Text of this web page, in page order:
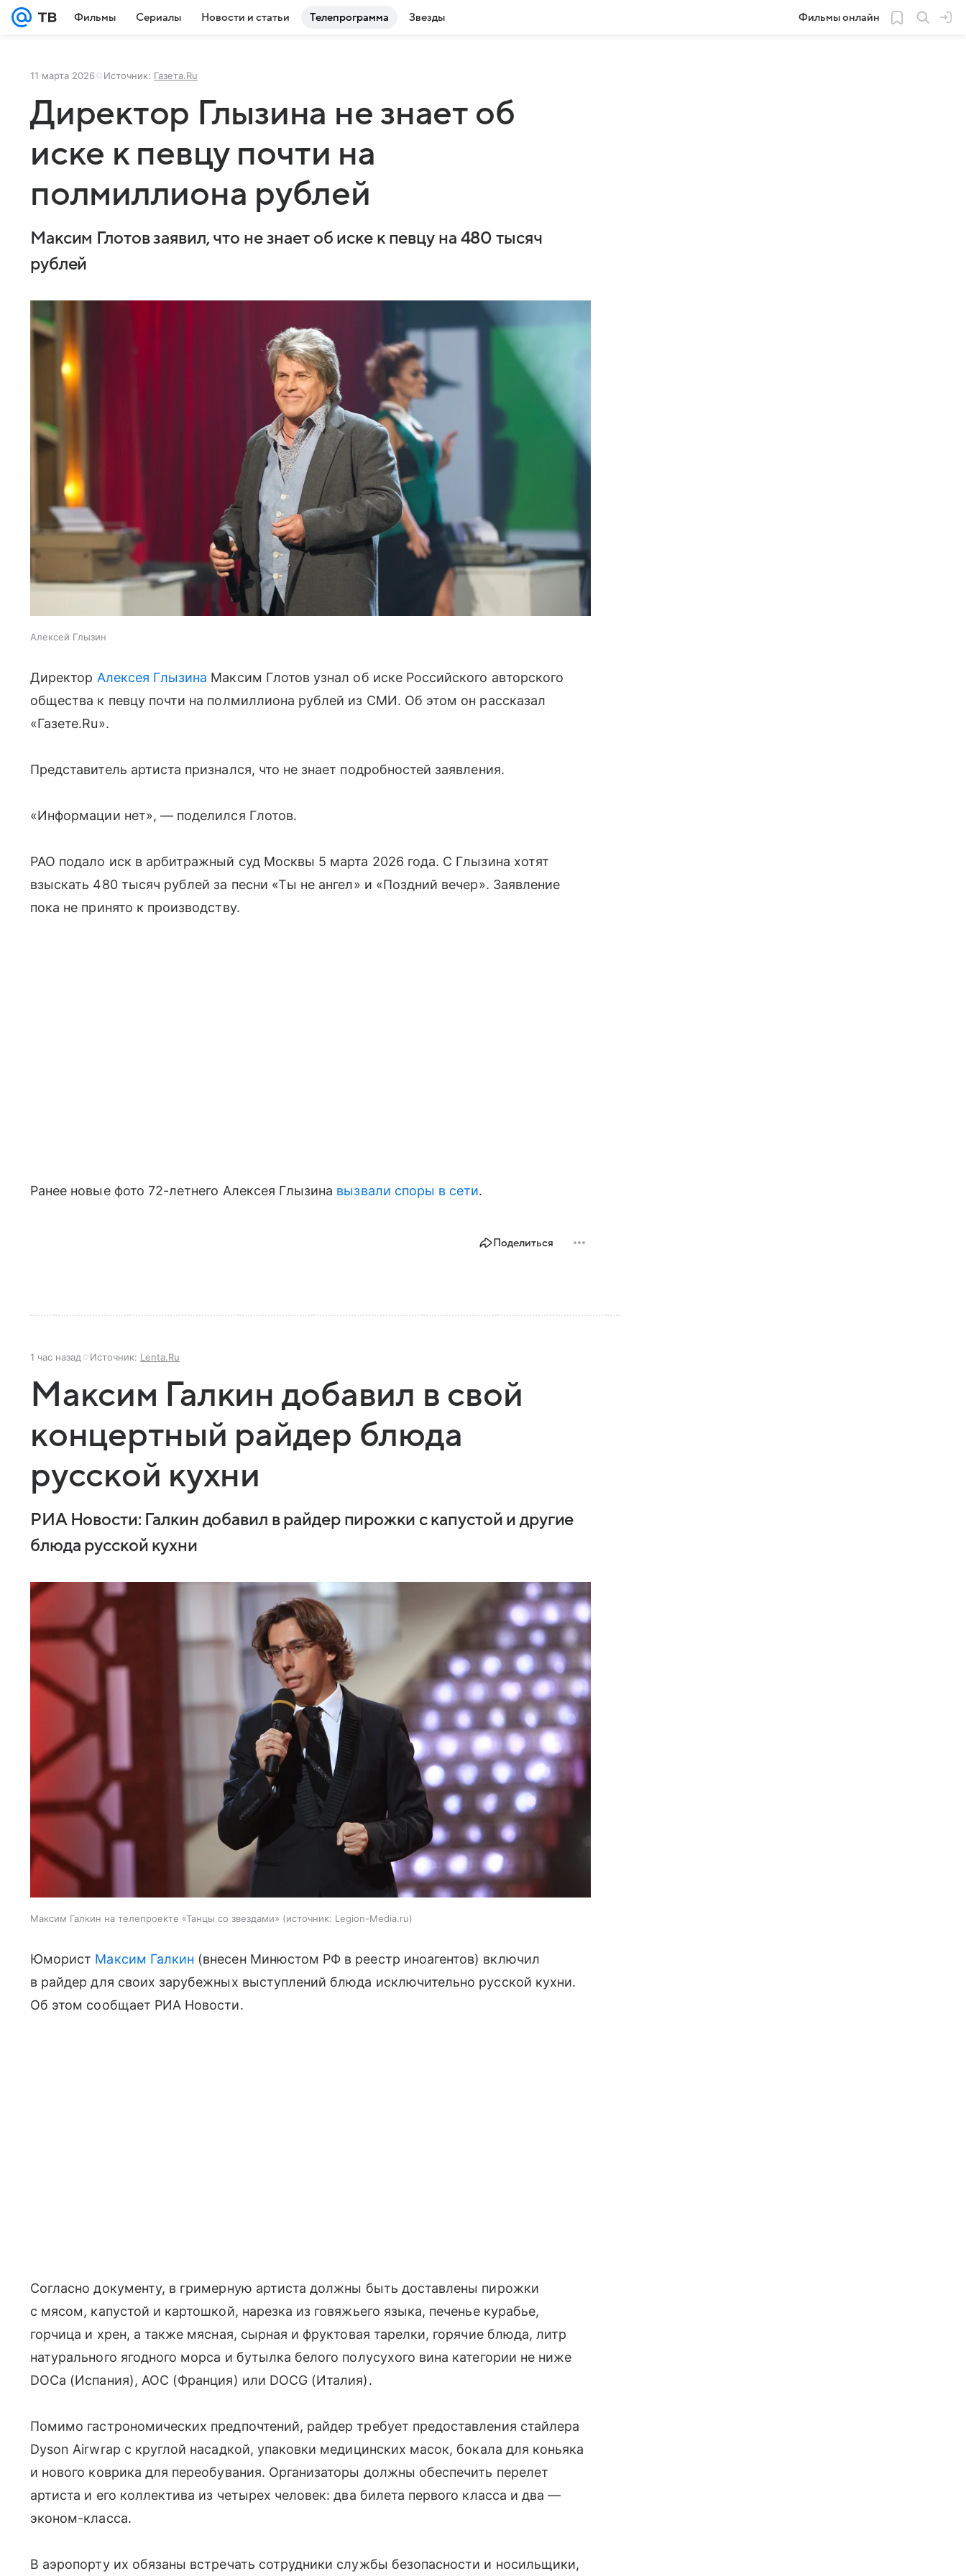
Фильмы Сериалы Новости и статьи Телепрограмма Звезды Фильмы онлайн
11 марта 2026 Источник: Газета.Ru
Директор Глызина не знает об
иске к певцу почти на
полмиллиона рублей
Максим Глотов заявил, что не знает об иске к певцу на 480 тысяч
рублей
Алексей Глызин
Директор Алексея Глызина Максим Глотов узнал об иске Российского авторского
общества к певцу почти на полмиллиона рублей из СМИ. Об этом он рассказал
«Газете.Ru».
Представитель артиста признался, что не знает подробностей заявления.
«Информации нет», — поделился Глотов.
РАО подало иск в арбитражный суд Москвы 5 марта 2026 года. С Глызина хотят
взыскать 480 тысяч рублей за песни «Ты не ангел» и «Поздний вечер». Заявление
пока не принято к производству.
Ранее новые фото 72-летнего Алексея Глызина вызвали споры в сети.
Поделиться
1 час назад Источник: Lenta.Ru
Максим Галкин добавил в свой
концертный райдер блюда
русской кухни
РИА Новости: Галкин добавил в райдер пирожки с капустой и другие
блюда русской кухни
Максим Галкин на телепроекте «Танцы со звездами» источник: Legion-Media.ru
Юморист Максим Галкин (внесен Минюстом РФ в реестр иноагентов) включил
в райдер для своих зарубежных выступлений блюда исключительно русской кухни.
Об этом сообщает РИА Новости.
Согласно документу, в гримерную артиста должны быть доставлены пирожки
с мясом, капустой и картошкой, нарезка из говяжьего языка, печенье курабье,
горчица и хрен, а также мясная, сырная и фруктовая тарелки, горячие блюда, литр
натурального ягодного морса и бутылка белого полусухого вина категории не ниже
DOCa (Испания), AOC (Франция) или DOCG (Италия).
Помимо гастрономических предпочтений, райдер требует предоставления стайлера
Dyson Airwrap с круглой насадкой, упаковки медицинских масок, бокала для коньяка
и нового коврика для переобувания. Организаторы должны обеспечить перелет
артиста и его коллектива из четырех человек: два билета первого класса и два —
эконом-класса.
В аэропорту их обязаны встречать сотрудники службы безопасности и носильщики,